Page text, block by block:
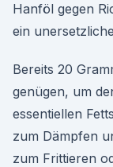
Hanföl gegen
ein
Bereits 20
genügen, um
essentiellen
zum Dämpfen
zum Frittieren